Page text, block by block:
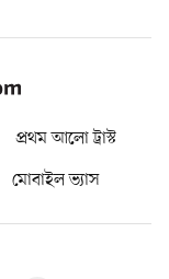
প্রথম আলো ট্রাস্ট
মোবাইল ভ্যাস